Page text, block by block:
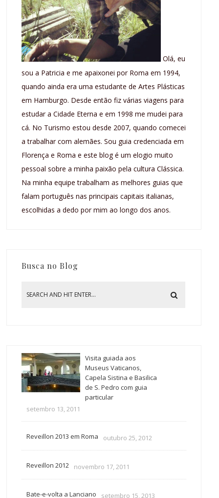
Olá, eu
sou a Patricia e me apaixonei por Roma em 1994,
quando ainda era uma estudante de Artes Plásticas
em Hamburgo. Desde então fiz várias viagens para
estudar a Cidade Eterna e em 1998 me mudei para
cá. No Turismo estou desde 2007, quando comecei
a trabalhar com alemães. Sou guia credenciada em
Florença e Roma e este blog é um elogio muito
pessoal sobre a minha paixão pela cultura Clássica.
Na minha equipe trabalham as melhores guias que
falam português nas principais capitais italianas,
escolhidas a dedo por mim ao longo dos anos.
Busca no Blog
Visita guiada aos
Museus Vaticanos,
Capela Sistina e Basilica
de S. Pedro com guia
particular
setembro 13, 2011
Reveillon 2013 em Roma outubro 25, 2012
Reveillon 2012 novembro 17, 2011
Bate-e-volta a Lanciano setembro 15, 2013